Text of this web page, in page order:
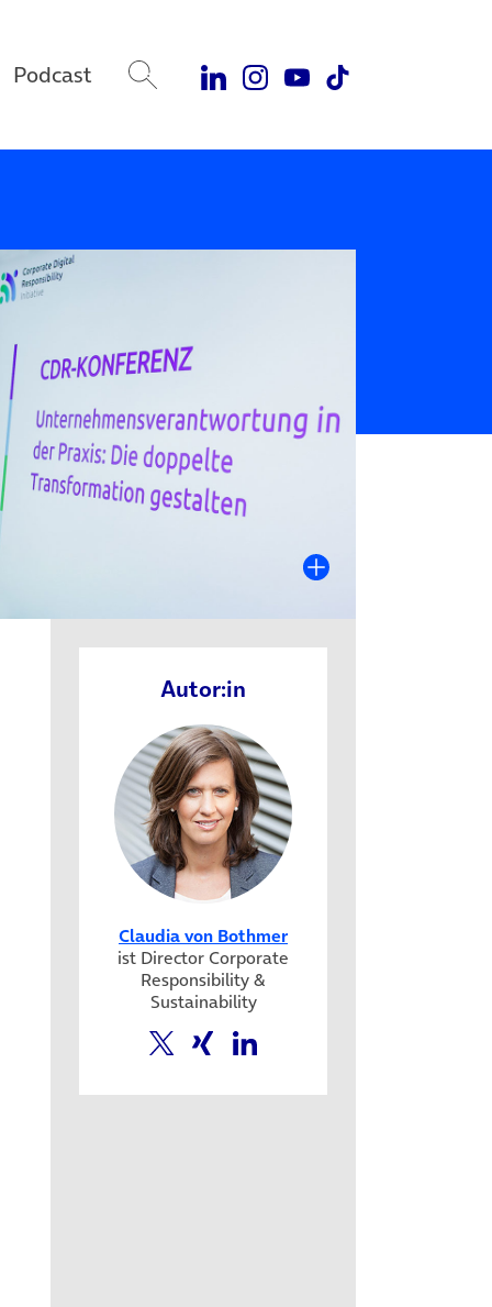
Podcast
Autor:in
Claudia von Bothmer
ist Director Corporate
Responsibility &
Sustainability